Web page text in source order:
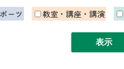
ーツ 教室・講座・講演